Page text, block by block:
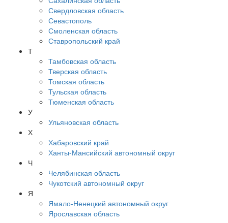
Свердловская область
Севастополь
Смоленская область
Ставропольский край
Т
Тамбовская область
Тверская область
Томская область
Тульская область
Тюменская область
У
Ульяновская область
Х
Хабаровский край
Ханты-Мансийский автономный округ
Ч
Челябинская область
Чукотский автономный округ
Я
Ямало-Ненецкий автономный округ
Ярославская область